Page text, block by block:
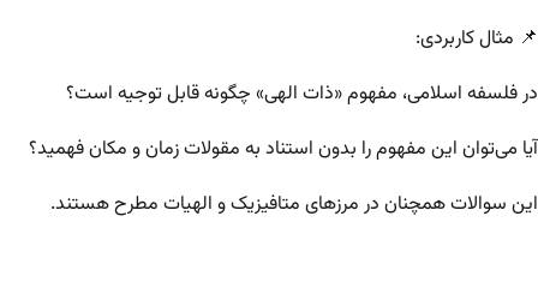
📌 مثال کاربردی:
در فلسفه اسلامی، مفهوم «ذات الهی» چگونه قابل توجیه است؟
آیا می‌توان این مفهوم را بدون استناد به مقولات زمان و مکان فهمید؟
این سوالات همچنان در مرزهای متافیزیک و الهیات مطرح هستند.